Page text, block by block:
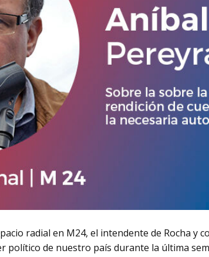
radial en M24, el intendente de Rocha y
político de nuestro país durante la última